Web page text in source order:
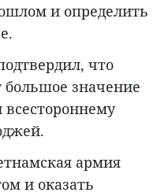
и определить
что
большое значение
армия
и оказать